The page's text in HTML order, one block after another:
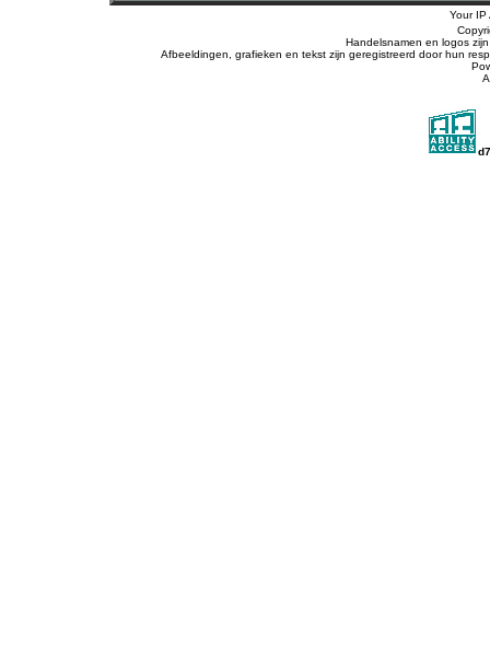
Your IP
Handelsnamen en logos
Afbeeldingen, grafieken en tekst zijn geregistreerd door hun